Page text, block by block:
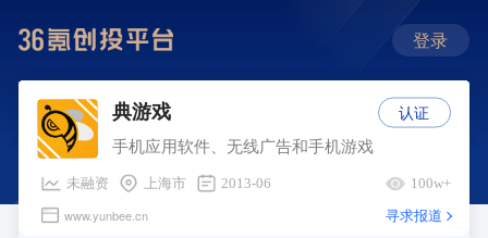
登录
典游戏
手机应用软件、无线广告和手机游戏
未融资 上海市 2013-06 100w+
www.yunbee.cn 寻求报道
认证